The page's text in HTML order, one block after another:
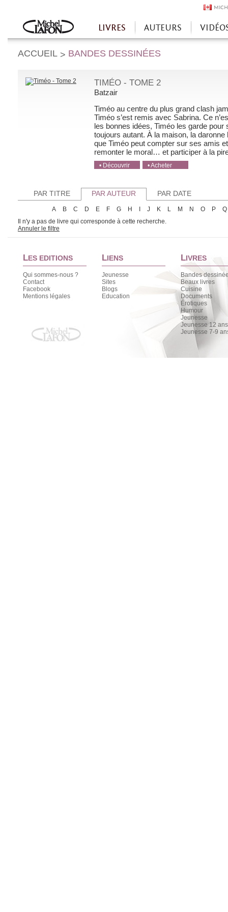
Accueil
LIVRES AUTEURS
ACCUEIL > BANDES DESSINÉES
TIMÉO - TOME 2
Batzair
Timéo au centre du plus grand clash
Timéo s’est remis avec Sabrina. Ce
les bonnes idées, Timéo les garde pour
toujours autant. À la maison, la
que Timéo peut compter sur ses amis
remonter le moral… et participer à la
• Découvrir
• Acheter
• Acheter
PAR TITRE PAR AUTEUR PAR DATE
A B C D E F G H J K L M N O P
Q
Il n'y a pas de livre qui corresponde à cette recherche.
Annuler le filtre
LES EDITIONS
Qui sommes-nous ?
Contact
Facebook
Mentions légales
LIENS
Jeunesse
Sites
Blogs
Education
LIVRES
Bandes
Beaux livres
Cuisine
Documents
Érotiques
Humour
Jeunesse
Jeunesse 12
Jeunesse 7-9